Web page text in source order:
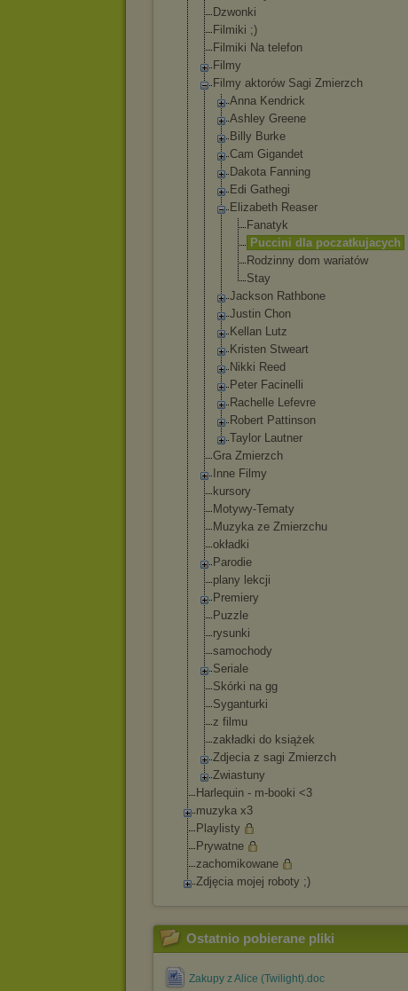
Dzwonki
Filmiki ;)
Filmiki Na telefon
Filmy
Filmy aktorów Sagi Zmierzch
Anna Kendrick
Ashley Greene
Billy Burke
Cam Gigandet
Dakota Fanning
Edi Gathegi
Elizabeth Reaser
Fanatyk
Puccini dla poczatkujacych
Rodzinny dom wariatów
Stay
Jackson Rathbone
Justin Chon
Kellan Lutz
Kristen Stweart
Nikki Reed
Peter Facinelli
Rachelle Lefevre
Robert Pattinson
Taylor Lautner
Gra Zmierzch
Inne Filmy
kursory
Motywy-Tematy
Muzyka ze Zmierzchu
okładki
Parodie
plany lekcji
Premiery
Puzzle
rysunki
samochody
Seriale
Skórki na gg
Syganturki
z filmu
zakładki do książek
Zdjecia z sagi Zmierzch
Zwiastuny
Harlequin - m-booki <3
muzyka x3
Playlisty
Prywatne
zachomikowane
Zdjęcia mojej roboty ;)
Ostatnio pobierane pliki
Zakupy z Alice (Twilight).doc